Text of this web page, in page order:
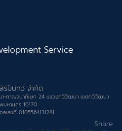
Share
Service
ริปันทวี จำกัด
-กาญจนาภิเษก 24 แขวงทวีวัฒนา เขตทวีวัฒนา
มหานคร 10170
เลขที่ 0105564131281